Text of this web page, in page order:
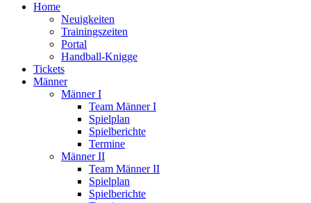
Home
Neuigkeiten
Trainingszeiten
Portal
Handball-Knigge
Tickets
Männer
Männer I
Team Männer I
Spielplan
Spielberichte
Termine
Männer II
Team Männer II
Spielplan
Spielberichte